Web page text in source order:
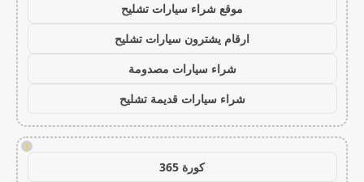
موقع شراء سيارات تشليح
ارقام يشترون سيارات تشليح
شراء سيارات مصدومة
شراء سيارات قديمة تشليح
!
كورة 365